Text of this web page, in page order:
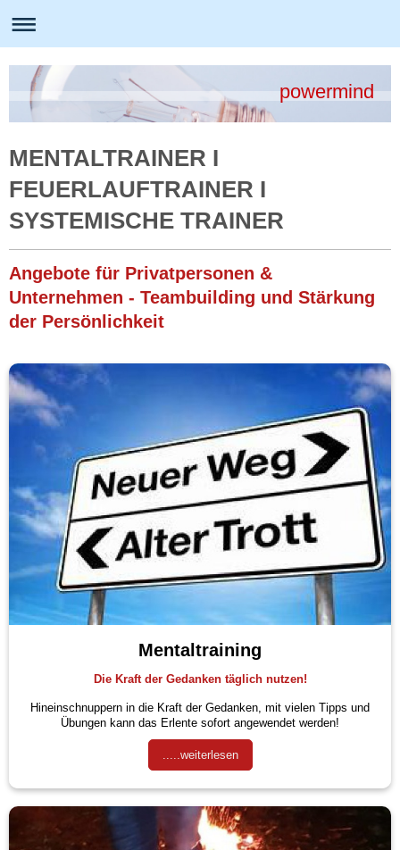
powermind
MENTALTRAINER I
FEUERLAUFTRAINER I
SYSTEMISCHE TRAINER
Angebote für Privatpersonen &
Unternehmen - Teambuilding und Stärkung
der Persönlichkeit
Mentaltraining
Die Kraft der Gedanken täglich nutzen!
Hineinschnuppern in die Kraft der Gedanken, mit vielen Tipps und
Übungen kann das Erlente sofort angewendet werden!
.....weiterlesen